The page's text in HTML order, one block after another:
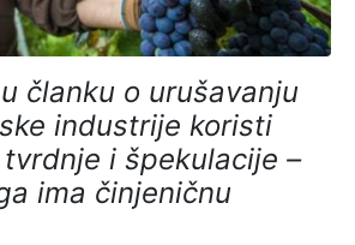
članku o urušavanju
industrije koristi
i špekulacije –
ima činjeničnu